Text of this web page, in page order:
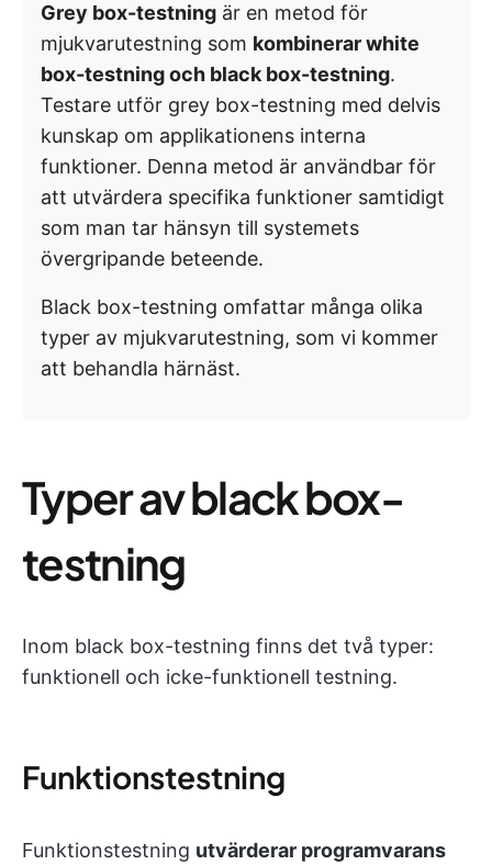
Grey box-testning är en metod för
mjukvarutestning som kombinerar white
box-testning och black box-testning.
Testare utför grey box-testning med delvis
kunskap om applikationens interna
funktioner. Denna metod är användbar för
att utvärdera specifika funktioner samtidigt
som man tar hänsyn till systemets
övergripande beteende.
Black box-testning omfattar många olika
typer av mjukvarutestning, som vi kommer
att behandla härnäst.
Typer av black box-
testning
Inom black box-testning finns det två typer:
funktionell och icke-funktionell testning.
Funktionstestning
Funktionstestning utvärderar programvarans